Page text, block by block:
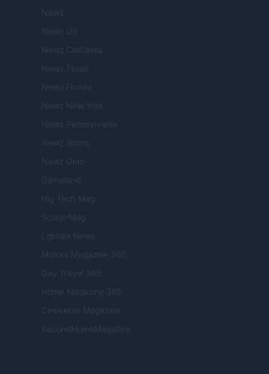
Newz
Newz US
Newz California
Newz Texas
Newz Florida
Newz New York
Newz Pennsylvania
Newz Illinois
Newz Ohio
Gameland
Hig Tech Mag
Scoop Mag
Lgbtqia News
Motors Magazine 365
Day Travel 365
Home Magazine 365
Cineverse Magazine
SecondHomeMagazine